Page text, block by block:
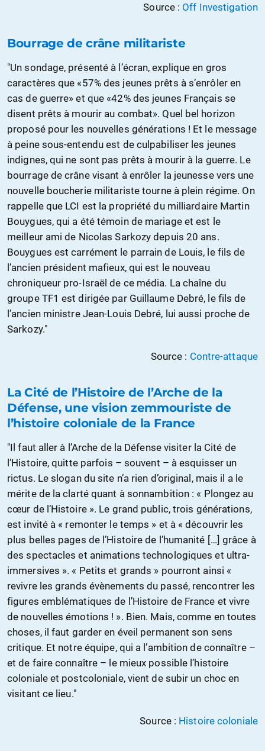
Source : Off Investigation
Bourrage de crâne militariste
"Un sondage, présenté à l’écran, explique en gros
caractères que «57% des jeunes prêts à s’enrôler en
cas de guerre» et que «42% des jeunes Français se
disent prêts à mourir au combat». Quel bel horizon
proposé pour les nouvelles générations ! Et le message
à peine sous-entendu est de culpabiliser les jeunes
indignes, qui ne sont pas prêts à mourir à la guerre. Le
bourrage de crâne visant à enrôler la jeunesse vers une
nouvelle boucherie militariste tourne à plein régime. On
rappelle que LCI est la propriété du milliardaire Martin
Bouygues, qui a été témoin de mariage et est le
meilleur ami de Nicolas Sarkozy depuis 20 ans.
Bouygues est carrément le parrain de Louis, le fils de
l’ancien président mafieux, qui est le nouveau
chroniqueur pro-Israël de ce média. La chaîne du
groupe TF1 est dirigée par Guillaume Debré, le fils de
l’ancien ministre Jean-Louis Debré, lui aussi proche de
Sarkozy."
Source : Contre-attaque
La Cité de l’Histoire de l’Arche de la
Défense, une vision zemmouriste de
l’histoire coloniale de la France
"Il faut aller à l’Arche de la Défense visiter la Cité de
l’Histoire, quitte parfois – souvent – à esquisser un
rictus. Le slogan du site n’a rien d’original, mais il a le
mérite de la clarté quant à sonnambition : « Plongez au
cœur de l’Histoire ». Le grand public, trois générations,
est invité à « remonter le temps » et à « découvrir les
plus belles pages de l’Histoire de l’humanité […] grâce à
des spectacles et animations technologiques et ultra-
immersives ». « Petits et grands » pourront ainsi «
revivre les grands évènements du passé, rencontrer les
figures emblématiques de l’Histoire de France et vivre
de nouvelles émotions ! ». Bien. Mais, comme en toutes
choses, il faut garder en éveil permanent son sens
critique. Et notre équipe, qui a l’ambition de connaître –
et de faire connaître – le mieux possible l’histoire
coloniale et postcoloniale, vient de subir un choc en
visitant ce lieu."
Source : Histoire coloniale